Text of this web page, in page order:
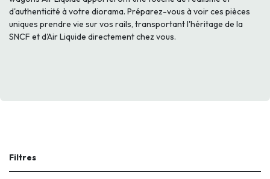
d'authenticité à votre diorama. Préparez-vous à voir ces pièces
uniques prendre vie sur vos rails, transportant l'héritage de la
SNCF et d'Air Liquide directement chez vous.
Filtres